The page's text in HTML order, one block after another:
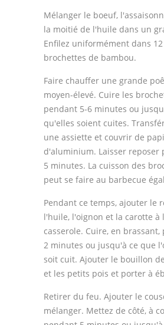
Mélanger le boeuf,
la moitié de l'huile dans un
Enfilez uniformément dans 12
brochettes de bambou.
Faire chauffer une grande
moyen-élevé. Cuire les
pendant 5-6 minutes ou
qu'elles soient cuites.
une assiette et couvrir de
d'aluminium. Laisser reposer
5 minutes. La cuisson des
peut se faire au barbecue
Pendant ce temps, ajouter le
l'huile, l'oignon et la carotte à
casserole. Cuire, en
2 minutes ou jusqu'à ce que
soit cuit. Ajouter le bouillon
et les petits pois et porter à
Retirer du feu. Ajouter le
mélanger. Mettez de côté, à